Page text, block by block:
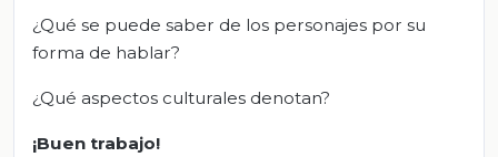
¿Qué se puede saber de los personajes por su
forma de hablar?
¿Qué aspectos culturales denotan?
¡Buen trabajo!